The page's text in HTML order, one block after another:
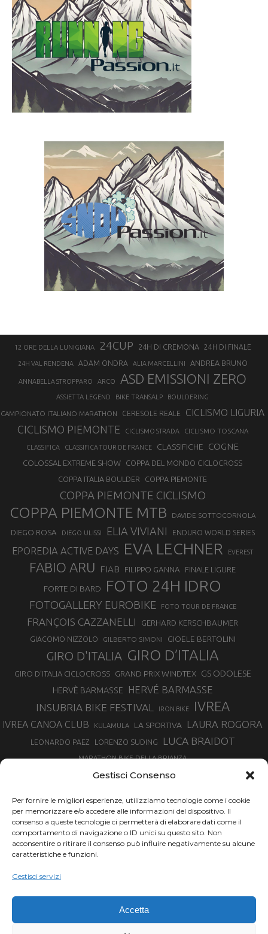
Gestisci Consenso
Per fornire le migliori esperienze, utilizziamo tecnologie come i cookie
per memorizzare e/o accedere alle informazioni del dispositivo. Il
consenso a queste tecnologie ci permetterà di elaborare dati come il
comportamento di navigazione o ID unici su questo sito. Non
acconsentire o ritirare il consenso può influire negativamente su alcune
caratteristiche e funzioni.
Gestisci servizi
Accetta
12 ORE DELLA LUNIGIANA 24CUP 24H DI CREMONA 24H DI FINALE
24H VAL RENDENA ADAM ONDRA ALIA MARCELLINI ANDREA BRUNO
ANNABELLA STROPPARO ARCO ASD EMISSIONI ZERO
ASSIETTA LEGEND BIKE TRANSALP BOULDERING
CAMPIONATO ITALIANO MARATHON CERESOLE REALE CICLISMO LIGURIA
CICLISMO PIEMONTE CICLISMO STRADA CICLISMO TOSCANA
CLASSIFICA CLASSIFICA TOUR DE FRANCE CLASSIFICHE COGNE
COLOSSAL EXTREME SHOW
COPPA DEL MONDO CICLOCROSS
COPPA ITALIA BOULDER
COPPA PIEMONTE
COPPA PIEMONTE CICLISMO
COPPA PIEMONTE MTB DAVIDE SOTTOCORNOLA
DIEGO ROSA DIEGO ULISSI ELIA VIVIANI ENDURO WORLD SERIES
EPOREDIA ACTIVE DAYS EVA LECHNER EVEREST
FABIO ARU FIAB FILIPPO GANNA FINALE LIGURE
FORTE DI BARD FOTO 24H IDRO
FOTOGALLERY EUROBIKE FOTO TOUR DE FRANCE
FRANÇOIS CAZZANELLI GERHARD KERSCHBAUMER
GIACOMO NIZZOLO GILBERTO SIMONI GIOELE BERTOLINI
GIRO D'ITALIA GIRO D’ITALIA
GIRO D’ITALIA CICLOCROSS GRAND PRIX WINDTEX GS ODOLESE
HERVÈ BARMASSE
HERVÉ BARMASSE
INSUBRIA BIKE FESTIVAL
IRON BIKE IVREA
IVREA CANOA CLUB KULAMULA LA SPORTIVA LAURA ROGORA
LEONARDO PAEZ LORENZO SUDING LUCA BRAIDOT
MARATHON BIKE DELLA BRIANZA
MARCO AURELIO FONTANA
MARTINO FRUET MATHIEU VAN DER POEL MATTEO TRENTIN MIKE FELDERER
MIRKO CELESTINO NIBALI
NINO SCHURTER
PARCO NAZIONALE GRAN PARADISO
PROMENADO BIKE
SIMONE MORO
TOUR DE FRANCE
VINCENZO NIBALI